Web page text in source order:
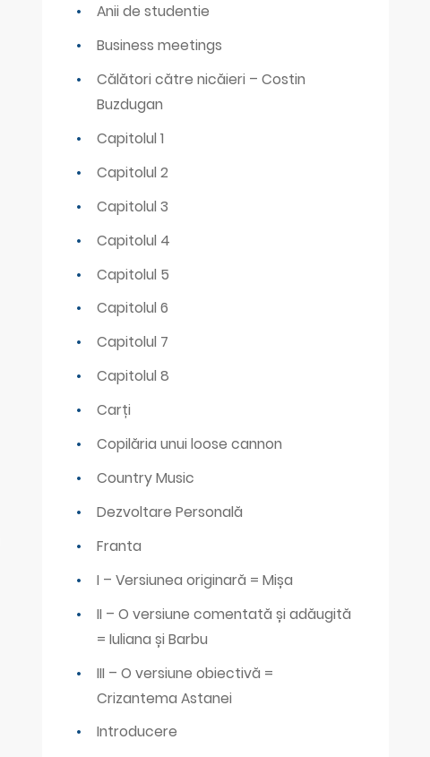
Anii de studentie
Business meetings
Călători către nicăieri – Costin
Buzdugan
Capitolul 1
Capitolul 2
Capitolul 3
Capitolul 4
Capitolul 5
Capitolul 6
Capitolul 7
Capitolul 8
Carți
Copilăria unui loose cannon
Country Music
Dezvoltare Personală
Franta
I – Versiunea originară = Mișa
II – O versiune comentată și adăugită
= Iuliana și Barbu
III – O versiune obiectivă =
Crizantema Astanei
Introducere